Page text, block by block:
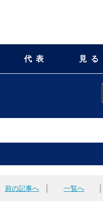
代表 見る
前の記事へ│ 一覧へ